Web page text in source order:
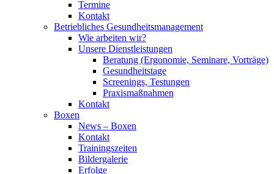
Termine
Kontakt
Betriebliches Gesundheits­management
Wie arbeiten wir?
Unsere Dienstleistungen
Beratung (Ergonomie, Seminare, Vorträge)
Gesundheitstage
Screenings, Testungen
Praxismaßnahmen
Kontakt
Boxen
News – Boxen
Kontakt
Trainingszeiten
Bildergalerie
Erfolge